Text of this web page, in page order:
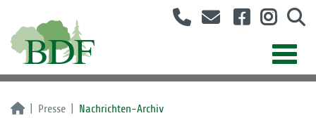
Presse Nachrichten-Archiv